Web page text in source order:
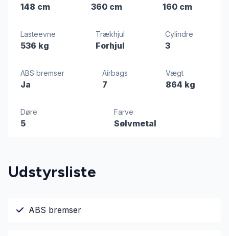
148 cm 360 cm 160 cm
Lasteevne
536 kg
Trækhjul
Forhjul
Cylindre
3
ABS bremser
Ja
Airbags
7
Vægt
864 kg
Døre
5
Farve
Sølvmetal
Udstyrsliste
ABS bremser